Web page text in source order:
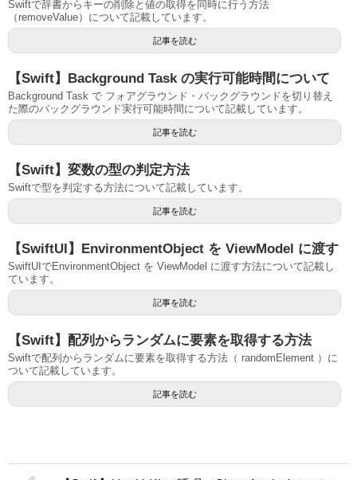
Swiftで辞書からキーの削除と値の取得を同時に行う方法
（removeValue）について記載しています。
記事を読む
【Swift】Background Task の実行可能時間について
Background Task で フォアグラウンド・バックグラウンドを切り替え
た際のバックグラウンド実行可能時間について記載しています。
記事を読む
【Swift】変数の型の判定方法
Swiftで型を判定する方法について記載しています。
記事を読む
【SwiftUI】EnvironmentObject を ViewModel に渡す
SwiftUIでEnvironmentObject を ViewModel に渡す方法について記載し
ています。
記事を読む
【Swift】配列からランダムに要素を取得する方法
Swiftで配列からランダムに要素を取得する方法（ randomElement ）に
ついて記載しています。
記事を読む